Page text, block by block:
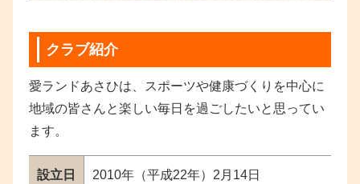
クラブ紹介
愛ランドあさひは、スポーツや健康づくりを中心に
地域の皆さんと楽しい毎日を過ごしたいと思ってい
ます。
設立日 2010年（平成22年）2月14日